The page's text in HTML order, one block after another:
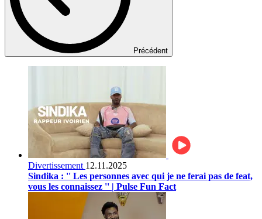
Précédent
Divertissement 12.11.2025
Sindika : '' Les personnes avec qui je ne ferai pas de feat,
vous les connaissez '' | Pulse Fun Fact